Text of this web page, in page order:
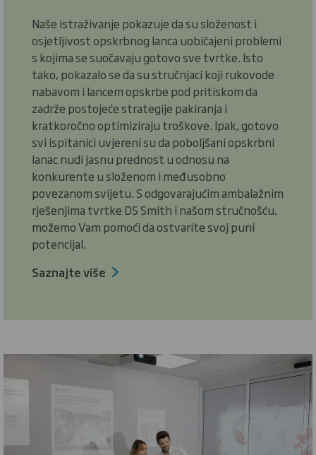
Naše istraživanje pokazuje da su složenost i
osjetljivost opskrbnog lanca uobičajeni problemi
s kojima se suočavaju gotovo sve tvrtke. Isto
tako, pokazalo se da su stručnjaci koji rukovode
nabavom i lancem opskrbe pod pritiskom da
zadrže postojeće strategije pakiranja i
kratkoročno optimiziraju troškove. Ipak, gotovo
svi ispitanici uvjereni su da poboljšani opskrbni
lanac nudi jasnu prednost u odnosu na
konkurente u složenom i međusobno
povezanom svijetu. S odgovarajućim ambalažnim
rješenjima tvrtke DS Smith i našom stručnošću,
možemo Vam pomoći da ostvarite svoj puni
potencijal.
Saznajte više